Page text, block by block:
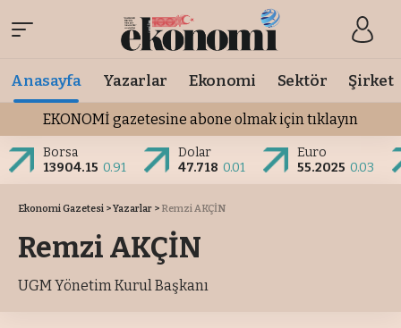
Anasayfa Yazarlar Ekonomi Sektör Şirket
EKONOMİ gazetesine abone olmak için tıklayın
Borsa
13904.15 0.91
Dolar
47.718 0.01
Euro
55.2025 0.03
Ekonomi Gazetesi >Yazarlar > Remzi AKÇİN
Remzi AKÇİN
UGM Yönetim Kurul Başkanı